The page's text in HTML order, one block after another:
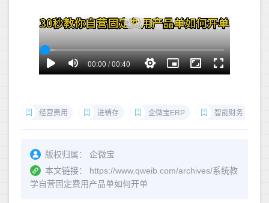
经营费用 进销存 企微宝ERP 智能财务
版权归属：
企微宝
本文链接：
https://www.qweib.com/archives/系统教
学自营固定费用产品单如何开单